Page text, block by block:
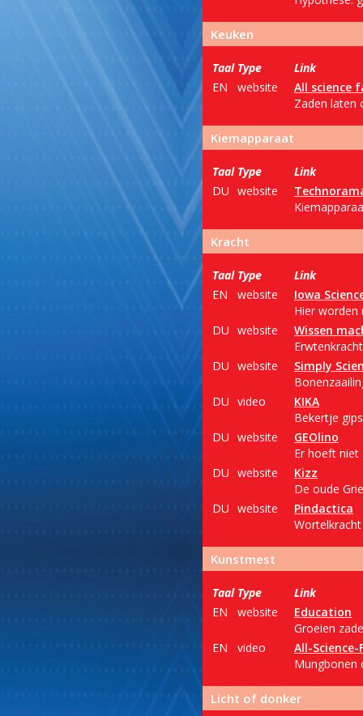
Keuken
Taal Type
Link
EN
website
All science
Zaden laten
Kiemapparaat
Taal Type
Link
DU website
Kracht
Taal Type
Link
EN
website
Iowa
Hier worden
DU website
Wissen
DU website
Simply
DU video
KIKA
Bekertje
DU website
GEOlino
Er hoeft
DU website
Kizz
De oude
DU website
Pindactica
Kunstmest
Taal Type
Link
EN
website
Education
Groeien
EN
video
All-Science-
Mungbonen
Licht of donker